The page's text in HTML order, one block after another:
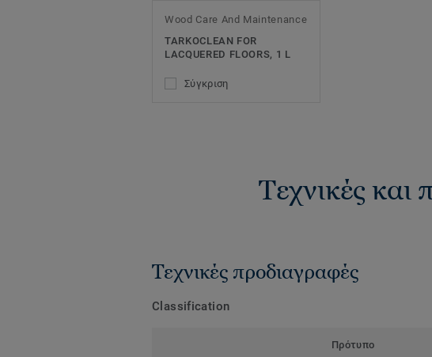
Wood Care And Maintenance
TARKOCLEAN FOR
LACQUERED FLOORS, 1 L
Σύγκριση
Τεχνικές και
Τεχνικές προδιαγραφές
Classification
Πρότυπο